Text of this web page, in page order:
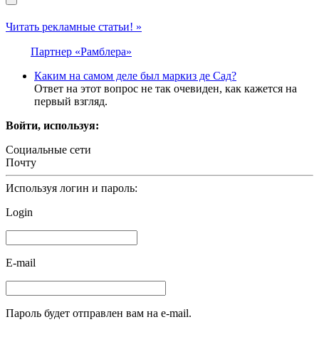
Читать рекламные статьи! »
Партнер «Рамблера»
Каким на самом деле был маркиз де Сад?
Ответ на этот вопрос не так очевиден, как кажется на
первый взгляд.
Войти, используя:
Социальные сети
Почту
Используя логин и пароль:
Login
E-mail
Пароль будет отправлен вам на e-mail.